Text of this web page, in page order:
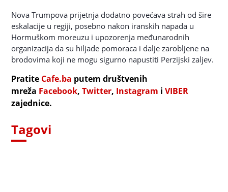
Nova Trumpova prijetnja dodatno povećava strah od šire
eskalacije u regiji, posebno nakon iranskih napada u
Hormuškom moreuzu i upozorenja međunarodnih
organizacija da su hiljade pomoraca i dalje zarobljene na
brodovima koji ne mogu sigurno napustiti Perzijski zaljev.
Pratite Cafe.ba putem društvenih
mreža Facebook,Twitter, Instagram iVIBER
zajednice.
Tagovi